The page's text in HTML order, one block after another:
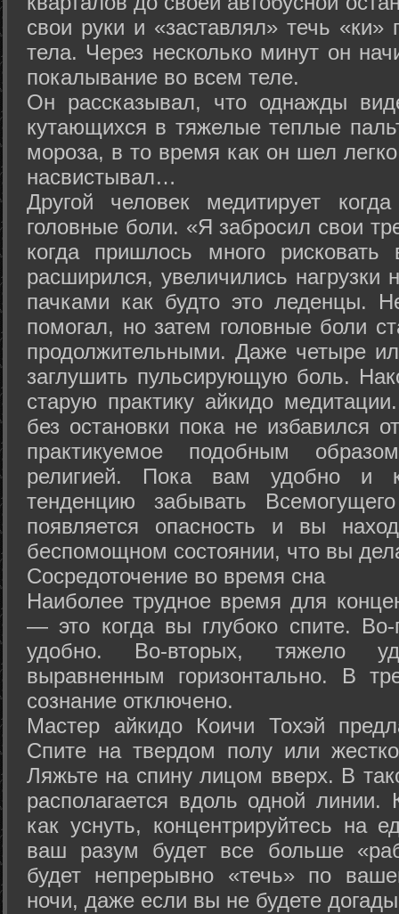
свои руки и «заставлял» течь «ки»
тела. Через несколько минут он
покалывание во всем теле.
Он рассказывал, что однажды
кутающихся в тяжелые теплые
мороза, в то время как он шел
насвистывал…
Другой человек медитирует
головные боли. «Я забросил свои
когда пришлось много
расширился, увеличились нагрузки
пачками как будто это леденцы.
помогал, но затем головные боли
продолжительными. Даже четыре
заглушить пульсирующую боль.
старую практику айкидо
без остановки пока не избавился
практикуемое подобным
религией. Пока вам удобно и
тенденцию забывать
появляется опасность и вы
беспомощном состоянии, что вы
Сосредоточение во время сна
Наиболее трудное время для
— это когда вы глубоко спите.
удобно. Во-вторых, тяжело
выравненным горизонтально. В
сознание отключено.
Мастер айкидо Коичи Тохэй
Спите на твердом полу или
Ляжьте на спину лицом вверх. В
располагается вдоль одной
как уснуть, концентрируйтесь на
ваш разум будет все больше
будет непрерывно «течь» по
ночи, даже если вы не будете